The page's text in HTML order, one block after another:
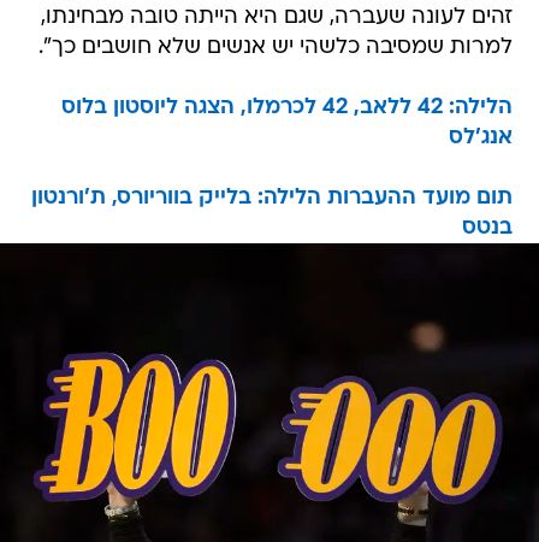
זהים לעונה שעברה, שגם היא הייתה טובה מבחינתו,
למרות שמסיבה כלשהי יש אנשים שלא חושבים כך".
הלילה: 42 ללאב, 42 לכרמלו, הצגה ליוסטון בלוס
אנג'לס
תום מועד ההעברות הלילה: בלייק בווריורס, ת'ורנטון
בנטס